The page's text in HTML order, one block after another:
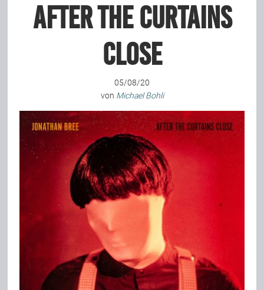
Fotoreportagen
Bild-Archiv
Rezensionen
Musik
Alles andere
After The Curtains
Close
05/08/20
von Michael Bohli